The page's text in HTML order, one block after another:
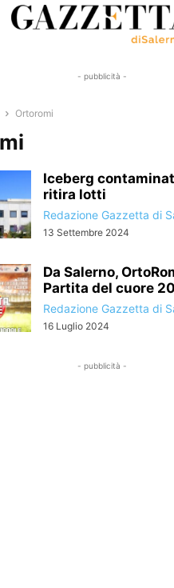
- pubblicità -
Ortoromi
Iceberg
ritira lotti
Redazione Gazzetta di
13 Settembre 2024
Da Salerno,
Partita del cuore
Redazione Gazzetta di
16 Luglio 2024
- pubblicità -